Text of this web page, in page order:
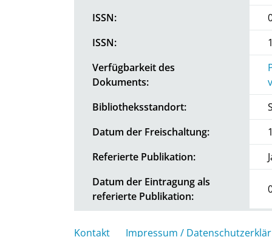
ISSN:
ISSN:
Verfügbarkeit des
Dokuments:
Bibliotheksstandort:
Datum der Freischaltung:
Referierte Publikation:
Datum der Eintragung als
referierte Publikation:
Kontakt Impressum /